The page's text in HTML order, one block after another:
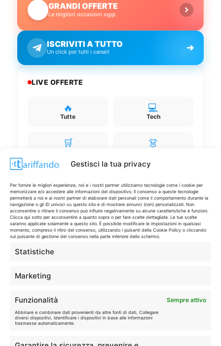
Gestisci la tua privacy
Per fornire le migliori esperienze, noi e i nostri partner utilizziamo tecnologie come i cookie per
memorizzare e/o accedere alle informazioni del dispositivo. Il consenso a queste tecnologie
permetterà a noi e ai nostri partner di elaborare dati personali come il comportamento durante la
navigazione o gli ID univoci su questo sito e di mostrare annunci (non) personalizzati. Non
acconsentire o ritirare il consenso può influire negativamente su alcune caratteristiche e funzioni.
Clicca qui sotto per acconsentire a quanto sopra o per fare scelte dettagliate. Le tue scelte
saranno applicate solamente a questo sito. È possibile modificare le impostazioni in qualsiasi
momento, compreso il ritiro del consenso, utilizzando i pulsanti della Cookie Policy o cliccando
sul pulsante di gestione del consenso nella parte inferiore dello schermo.
Statistiche
Marketing
Funzionalità Sempre attivo
Abbinare e combinare dati provenienti da altre fonti di dati, Collegare
diversi dispositivi, Identificare i dispositivi in base alle informazioni
trasmesse automaticamente.
GRANDI OFFERTE
Le migliori occasioni oggi.
ISCRIVITI A TUTTO
Un click per tutti i canali! ➔
LIVE OFFERTE
🔥
Tutte
💻
Tech
🛒 👗
Casa Extra
Disclaimer
I marchi citati appartengono ai rispettivi proprietari. Le offerte
sui siti ufficiali.